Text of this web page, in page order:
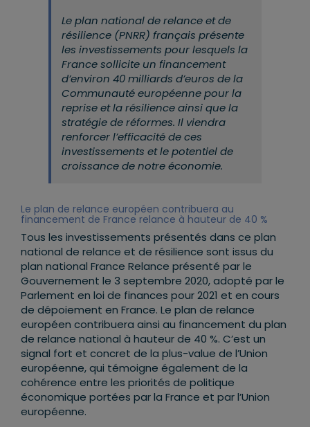
Le plan national de relance et de
résilience (PNRR) français présente
les investissements pour lesquels la
France sollicite un financement
d’environ 40 milliards d’euros de la
Communauté européenne pour la
reprise et la résilience ainsi que la
stratégie de réformes. Il viendra
renforcer l’efficacité de ces
investissements et le potentiel de
croissance de notre économie.
Le plan de relance européen contribuera au
financement de France relance à hauteur de 40 %
Tous les investissements présentés dans ce plan
national de relance et de résilience sont issus du
plan national France Relance présenté par le
Gouvernement le 3 septembre 2020, adopté par le
Parlement en loi de finances pour 2021 et en cours
de dépoiement en France. Le plan de relance
européen contribuera ainsi au financement du plan
de relance national à hauteur de 40 %. C’est un
signal fort et concret de la plus-value de l’Union
européenne, qui témoigne également de la
cohérence entre les priorités de politique
économique portées par la France et par l’Union
européenne.